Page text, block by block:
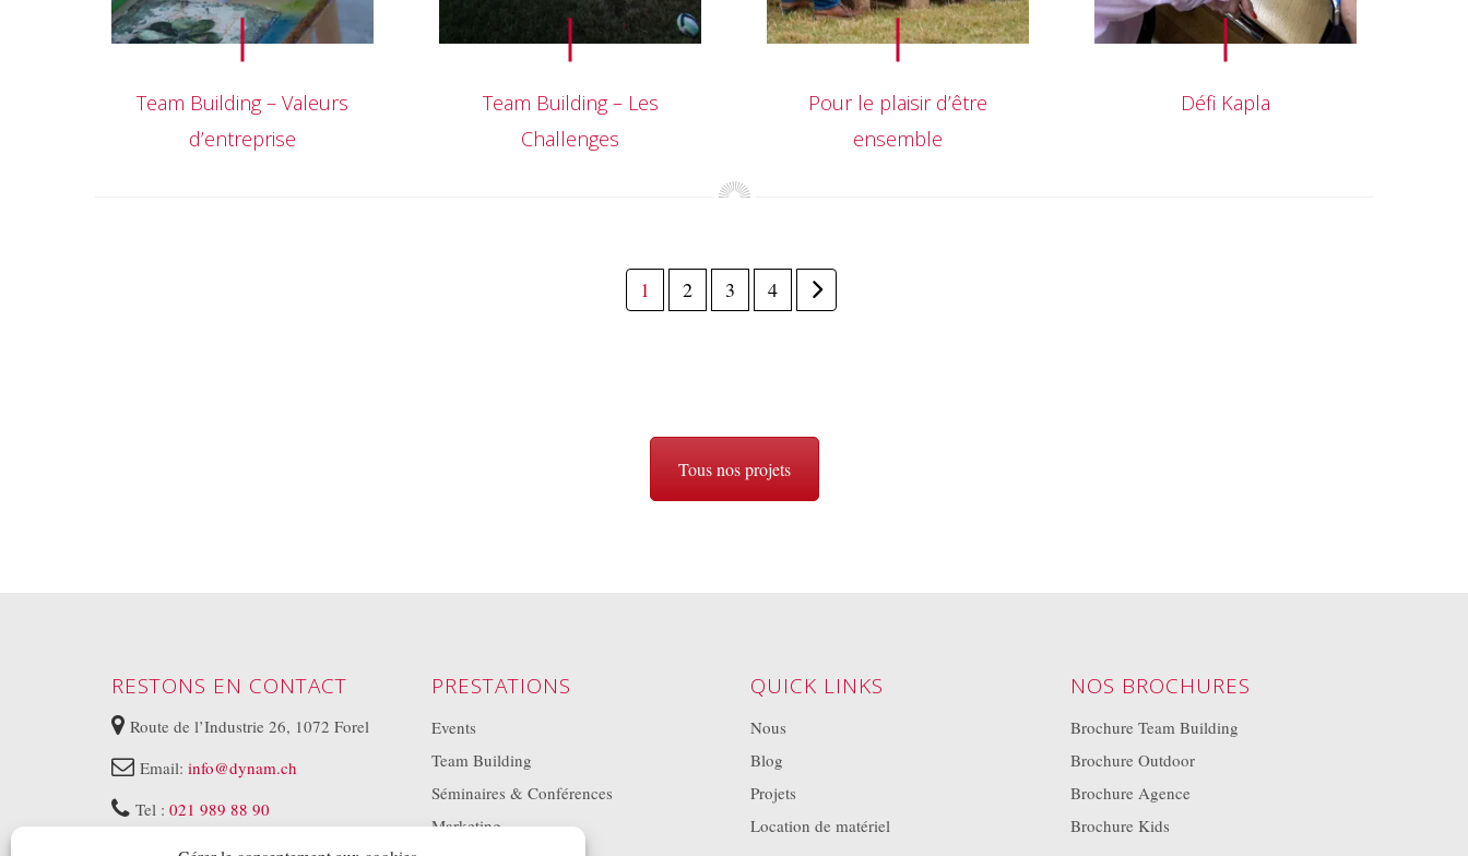
Team Building – Valeurs
d’entreprise
Team Building – Les
Challenges
Pour le plaisir d’être
ensemble
Défi Kapla
1 2 3 4
Tous nos projets
RESTONS EN CONTACT
Route de l’Industrie 26, 1072 Forel
Email: info@dynam.ch
Tel : 021 989 88 90
Lundi au Vendredi 08:30 à 17:30
PRESTATIONS
Events
Team Building
Séminaires & Conférences
Marketing
QUICK LINKS
Nous
Blog
Projets
Location de matériel
NOS BROCHURES
Brochure Team Building
Brochure Outdoor
Brochure Agence
Brochure Kids